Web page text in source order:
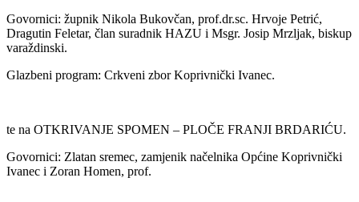
Govornici: župnik Nikola Bukovčan, prof.dr.sc. Hrvoje Petrić,
Dragutin Feletar, član suradnik HAZU i Msgr. Josip Mrzljak, biskup
varaždinski.
Glazbeni program: Crkveni zbor Koprivnički Ivanec.
te na OTKRIVANJE SPOMEN – PLOČE FRANJI BRDARIĆU.
Govornici: Zlatan sremec, zamjenik načelnika Općine Koprivnički
Ivanec i Zoran Homen, prof.